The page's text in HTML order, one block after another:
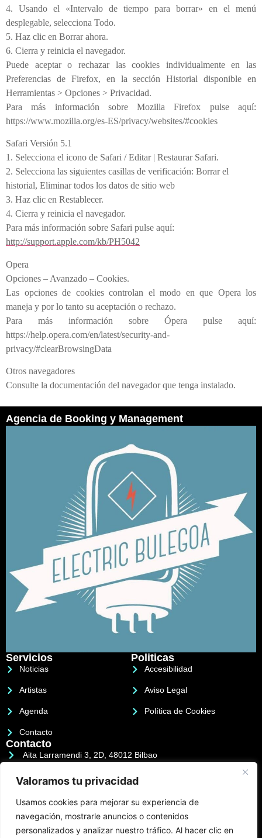
Valoramos tu privacidad
Usamos cookies para mejorar su experiencia de
navegación, mostrarle anuncios o contenidos
personalizados y analizar nuestro tráfico. Al hacer clic en
4. Usando el «Intervalo de tiempo para borrar» en el menú
desplegable, selecciona Todo.
5. Haz clic en Borrar ahora.
6. Cierra y reinicia el navegador.
Puede aceptar o rechazar las cookies individualmente en las
Preferencias de Firefox, en la sección Historial disponible en
Herramientas > Opciones > Privacidad.
Para más información sobre Mozilla Firefox pulse aquí:
https://www.mozilla.org/es-ES/privacy/websites/#cookies
Safari Versión 5.1
1. Selecciona el icono de Safari / Editar | Restaurar Safari.
2. Selecciona las siguientes casillas de verificación: Borrar el
historial, Eliminar todos los datos de sitio web
3. Haz clic en Restablecer.
4. Cierra y reinicia el navegador.
Para más información sobre Safari pulse aquí:
http://support.apple.com/kb/PH5042
Opera
Opciones – Avanzado – Cookies.
Las opciones de cookies controlan el modo en que Opera los
maneja y por lo tanto su aceptación o rechazo.
Para más información sobre Ópera pulse aquí:
https://help.opera.com/en/latest/security-and-
privacy/#clearBrowsingData
Otros navegadores
Consulte la documentación del navegador que tenga instalado.
Agencia de Booking y Management
Servicios
Noticias
Artistas
Agenda
Contacto
Politicas
Accesibilidad
Aviso Legal
Política de Cookies
Contacto
Aita Larramendi 3, 2D, 48012 Bilbao
658 713 572
946 410 953
info@electricbulegoa.com